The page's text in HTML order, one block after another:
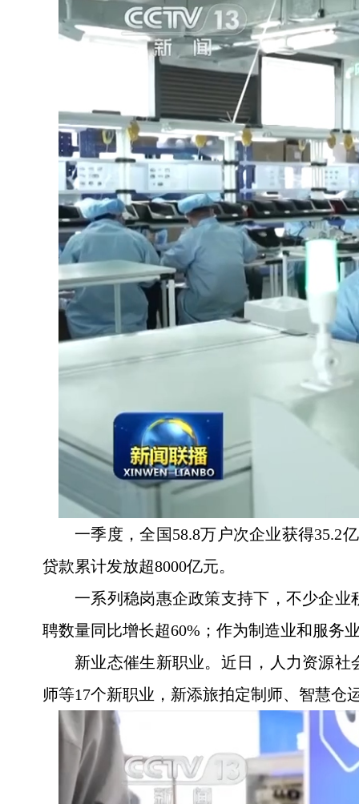
一季度，全国58.8万户次企业获得35.2
贷款累计发放超8000亿元。
一系列稳岗惠企政策支持下，不少企
聘数量同比增长超60%；作为制造业和服务
新业态催生新职业。近日，人力资源
师等17个新职业，新添旅拍定制师、智慧仓